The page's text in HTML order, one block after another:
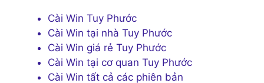
Cài Win Tuy Phước
Cài Win tại nhà Tuy Phước
Cài Win giá rẻ Tuy Phước
Cài Win tại cơ quan Tuy Phước
Cài Win tất cả các phiên bản